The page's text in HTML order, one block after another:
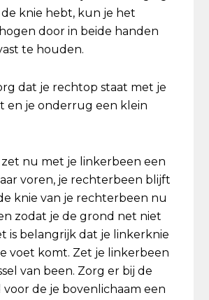
knie hebt, kun je het
door in beide handen
te houden.
dat je rechtop staat met je
en je onderrug een klein
zet nu met je linkerbeen een
voren, je rechterbeen blijft
knie van je rechterbeen nu
zodat je de grond net niet
is belangrijk dat je linkerknie
voet komt. Zet je linkerbeen
van been. Zorg er bij de
voor de je bovenlichaam een